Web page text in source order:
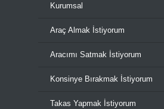
Kurumsal
Araç Almak İstiyorum
Aracımı Satmak İstiyorum
Konsinye Bırakmak İstiyorum
Takas Yapmak İstiyorum